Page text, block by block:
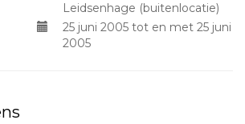
Leidsenhage (buitenlocatie)
25 juni 2005 tot en met 25 juni
2005